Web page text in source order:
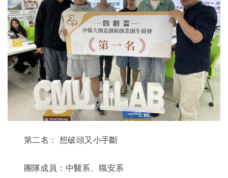
第二名： 想破頭又小手斷
團隊成員：中醫系、職安系